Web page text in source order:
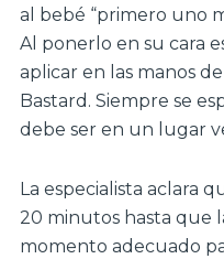
al bebé “primero uno
Al ponerlo en su cara
aplicar en las manos
Bastard. Siempre se
debe ser en un lugar
La especialista aclara
20 minutos hasta que
momento adecuado